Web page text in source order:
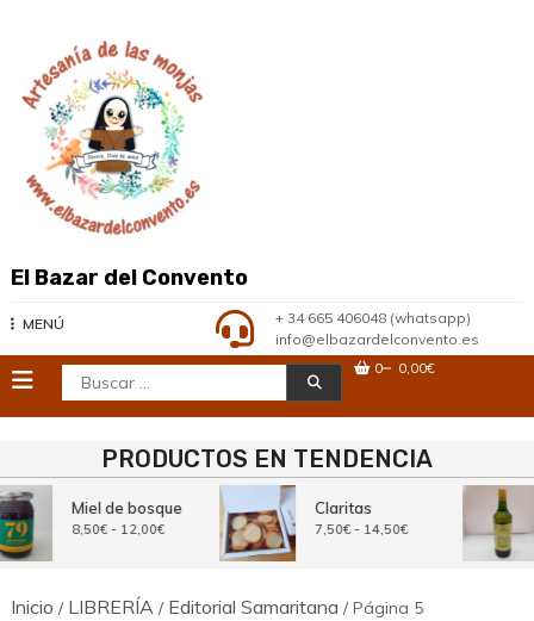
contenido
El Bazar del Convento
MENÚ
+ 34 665 406048 (whatsapp)
info@elbazardelconvento.es
Buscar: 0 0,00€
PRODUCTOS EN TENDENCIA
Miel de bosque
8,50€ - 12,00€Rango
8,50€
Claritas
7,50€ - 14,50€Rango
7,50€
Inicio / LIBRERÍA/ Editorial Samaritana / Página 5